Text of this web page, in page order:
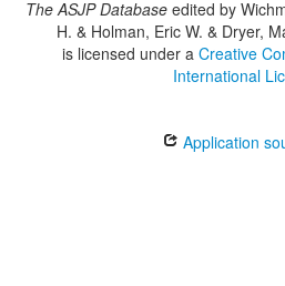
The ASJP Databaseedited by
H. & Holman, Eric W. & Dryer,
is licensed under a Creative
International
Application